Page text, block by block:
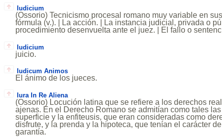
Iudicium
(Ossorio) Tecnicismo procesal romano muy variable en
fórmula (v.). | La acción. | La instancia judicial, privada o
procedimiento desenvuelta ante el juez. | El fallo o
Iudicium
juicio.
Iudicum Animos
El ánimo de los jueces.
Iura In Re Aliena
(Ossorio) Locución latina que se refiere a los derechos
ajenas. En el Derecho Romano se admitían como tales
superficie y la enfiteusis, que eran consideradas como
disfrute, y la prenda y la hipoteca, que tenían el carácter
garantía.